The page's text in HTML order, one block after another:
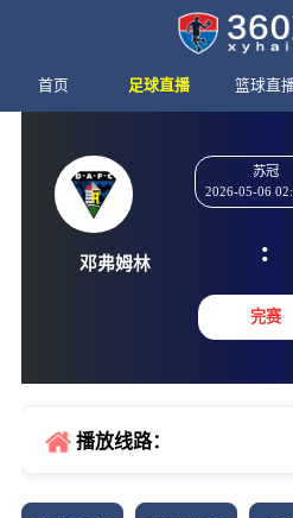
首页 足球直播 篮球直
播放线路：